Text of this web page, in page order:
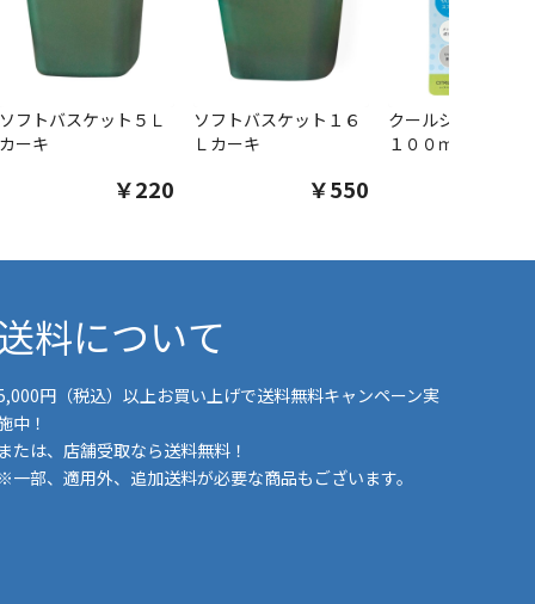
ソフトバスケット５Ｌ
カーキ
￥220
ソフトバスケット１６
Ｌカーキ
￥550
クールシャツスプ
１００ｍｌ
料について
円（税込）以上お買い上げで送料無料キャンペーン実
中！
または、店舗受取なら送料無料！
※一部、適用外、追加送料が必要な商品もございます。